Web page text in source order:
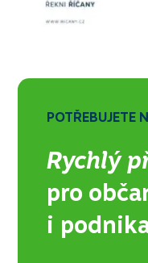
POTŘEBUJETE
Rychlý
pro
i